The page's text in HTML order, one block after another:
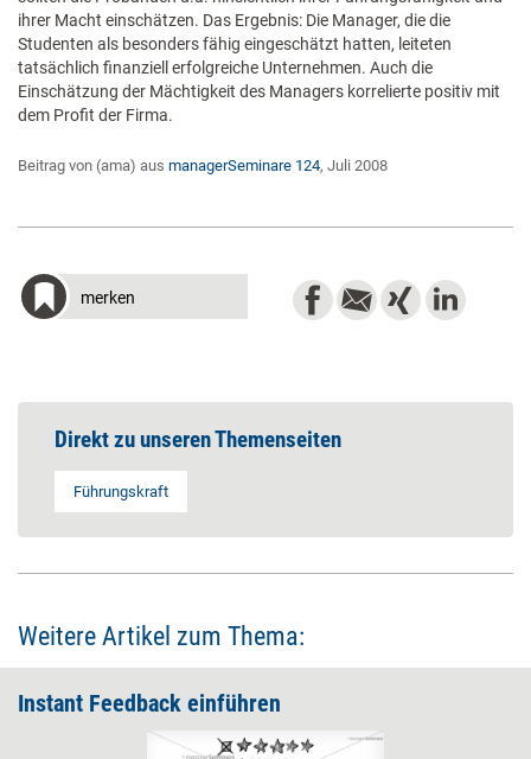
ihrer Macht einschätzen. Das Ergebnis: Die Manager, die die
Studenten als besonders fähig eingeschätzt hatten, leiteten
tatsächlich finanziell erfolgreiche Unternehmen. Auch die
Einschätzung der Mächtigkeit des Managers korrelierte positiv mit
dem Profit der Firma.
Beitrag von (ama) aus managerSeminare 124, Juli 2008
merken
Direkt zu unseren Themenseiten
Führungskraft
Weitere Artikel zum Thema:
Instant Feedback ­einführen